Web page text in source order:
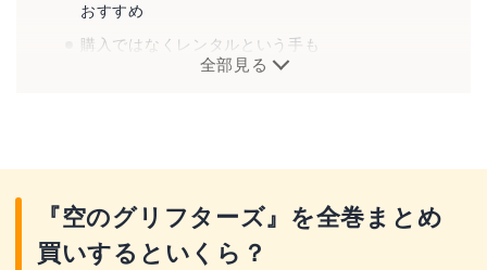
おすすめ
購入ではなくレンタルという手も
全部見る
『空のグリフターズ』を全巻まとめ
買いするといくら？